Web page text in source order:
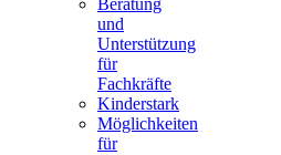
und
Unterstützung
für
Fachkräfte
Kinderstark
Möglichkeiten
für